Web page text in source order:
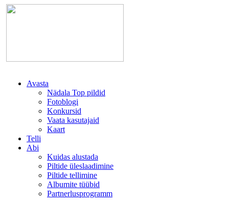
Avasta
Nädala Top pildid
Fotoblogi
Konkursid
Vaata kasutajaid
Kaart
Telli
Abi
Kuidas alustada
Piltide üleslaadimine
Piltide tellimine
Albumite tüübid
Partnerlusprogramm